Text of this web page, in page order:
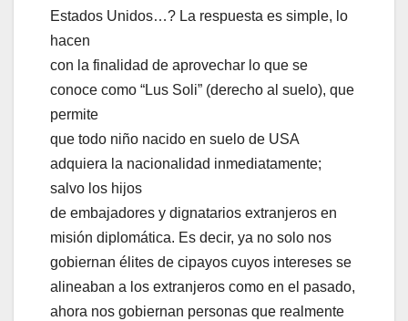
Estados Unidos…? La respuesta es simple, lo
hacen
con la finalidad de aprovechar lo que se
conoce como “Lus Soli” (derecho al suelo), que
permite
que todo niño nacido en suelo de USA
adquiera la nacionalidad inmediatamente;
salvo los hijos
de embajadores y dignatarios extranjeros en
misión diplomática. Es decir, ya no solo nos
gobiernan élites de cipayos cuyos intereses se
alineaban a los extranjeros como en el pasado,
ahora nos gobiernan personas que realmente